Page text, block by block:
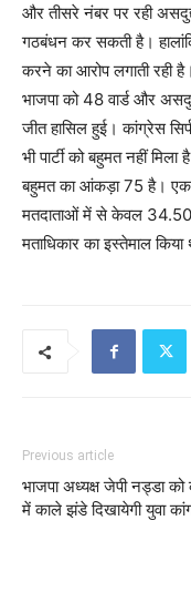
और तीसरे नंबर पर रही
गठबंधन कर सकती है।
करने का आरोप लगाती रही है।
भाजपा को 48 वार्ड और
जीत हासिल हुई। कांग्रेस
भी पार्टी को बहुमत नहीं
बहुमत का आंकड़ा 75 है। एक
मतदाताओं में से केवल
मताधिकार का इस्तेमाल किया
Previous article
भाजपा अध्यक्ष जेपी नड्डा
में काले झंडे दिखायेगी युवा